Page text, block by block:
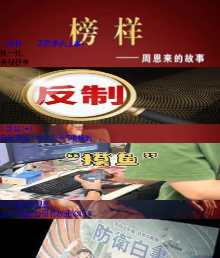
《榜样——周恩来的故事》
换一批
央视榜单
1 新闻1+1
反制美国！中方公布5项措施
2 中国法治观察
上班“摸鱼”公司有权开除吗？